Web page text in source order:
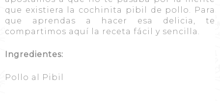
que existiera la cochinita pibil de pollo. Para
que aprendas a hacer esa delicia, te
compartimos aquí la receta fácil y sencilla.
Ingredientes:
Pollo al Pibil